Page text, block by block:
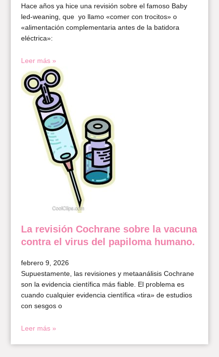
Hace años ya hice una revisión sobre el famoso Baby
led-weaning, que yo llamo «comer con trocitos» o
«alimentación complementaria antes de la batidora
eléctrica»:
Leer más »
La revisión Cochrane sobre la vacuna
contra el virus del papiloma humano.
febrero 9, 2026
Supuestamente, las revisiones y metaanálisis Cochrane
son la evidencia científica más fiable. El problema es
cuando cualquier evidencia científica «tira» de estudios
con sesgos o
Leer más »